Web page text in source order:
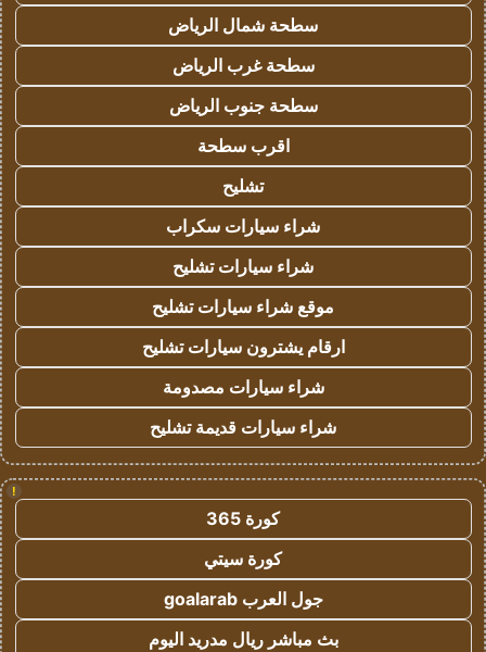
سطحة شمال الرياض
سطحة غرب الرياض
سطحة جنوب الرياض
اقرب سطحة
تشليح
شراء سيارات سكراب
شراء سيارات تشليح
موقع شراء سيارات تشليح
ارقام يشترون سيارات تشليح
شراء سيارات مصدومة
شراء سيارات قديمة تشليح
!
كورة 365
كورة سيتي
جول العرب goalarab
بث مباشر ريال مدريد اليوم